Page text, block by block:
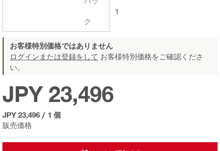
ク
1
お客様特別価格ではありません
ログインまたは登録をして お客様特別価格をご確認くださ
い。
販売価格
JPY 23,496
JPY 23,496 / 1 個